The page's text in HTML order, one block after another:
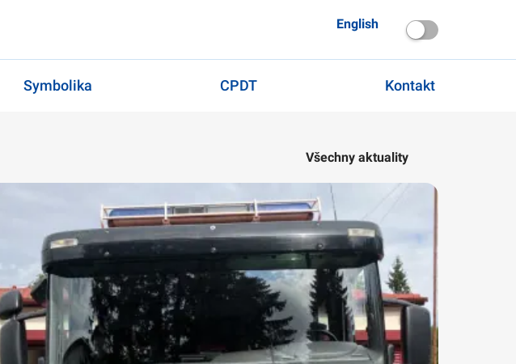
English
Symbolika CPDT Kontakt
Všechny aktuality